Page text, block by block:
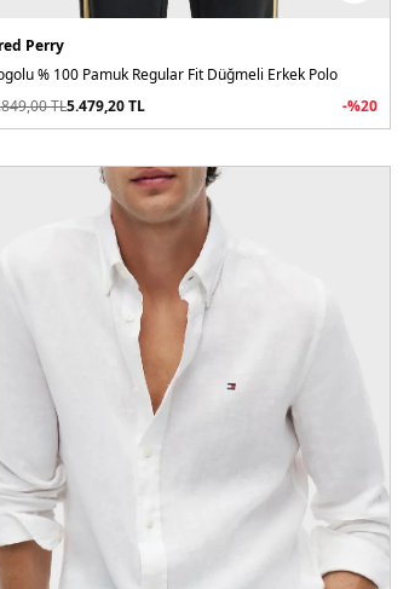
Perry
% 100 Pamuk Regular Fit Düğmeli Erkek Polo
TL5.479,20TL -%20